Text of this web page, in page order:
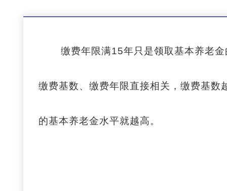
缴费年限满15年只是领取基本养老金
缴费基数、缴费年限直接相关，缴费基数
的基本养老金水平就越高。